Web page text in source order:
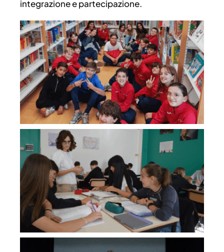
integrazione e partecipazione.